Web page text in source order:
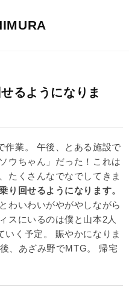
るようになりま
作業。 午後、とある施設で
ウちゃん」だった！これは
たくさんなでなでしてきま
り回せるようになります。
わいわいがやがやしながら
スにいるのは僕と山本2人
いく予定。 賑やかになりま
、あざみ野でMTG。 帰宅